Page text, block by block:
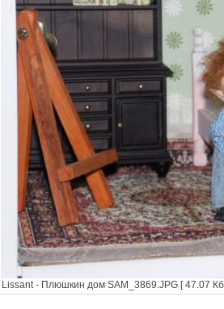
Lissant - Плюшкин дом SAM_3869.JPG [ 47.07